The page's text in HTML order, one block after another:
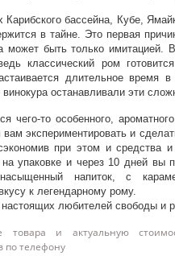
Карибского бассейна, Кубе,
в тайне. Это первая
может быть только имитацией.
классический ром
длительное время
винокура останавливали эти
чего-то особенного,
вам экспериментировать и
при этом и средства
на упаковке и через 10 дней вы
насыщенный напиток, с
к легендарному рому.
любителей свободы и
товара и актуальную
по телефону